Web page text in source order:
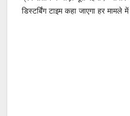
डिस्टर्बिंग टाइम कहा जाएगा हर